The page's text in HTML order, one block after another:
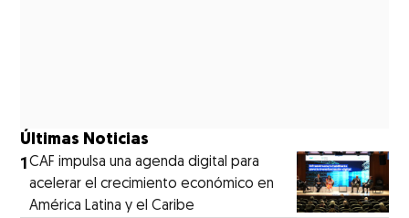
Últimas Noticias
1CAF impulsa una agenda digital para
acelerar el crecimiento económico en
América Latina y el Caribe